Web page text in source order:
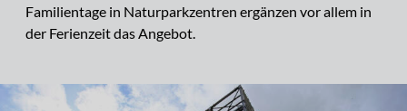
Familientage in Naturparkzentren ergänzen vor allem in
der Ferienzeit das Angebot.